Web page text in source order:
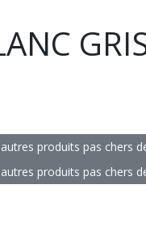
produits pas chers
produits pas chers